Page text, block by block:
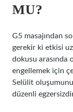
MU?
G5 masajından
gerekir ki etkisi
dokusu arasında
engellemek için
Selülit
düzenli